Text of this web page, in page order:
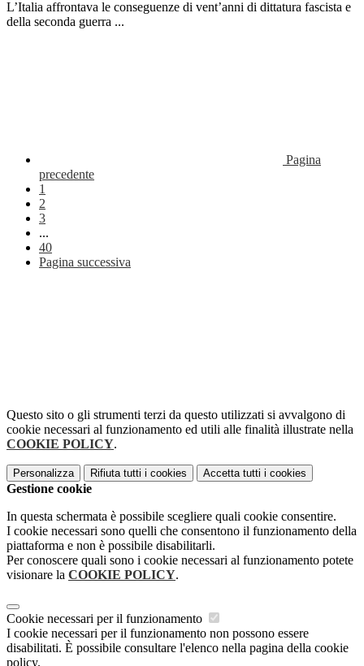
L’Italia affrontava le conseguenze di vent’anni di dittatura fascista e
della seconda guerra ...
Pagina
precedente
1
2
3
...
40
Pagina successiva
Questo sito o gli strumenti terzi da questo utilizzati si avvalgono di
cookie necessari al funzionamento ed utili alle finalità illustrate nella
COOKIE POLICY.
Personalizza Rifiuta tutti i cookies Accetta tutti i cookies
Gestione cookie
In questa schermata è possibile scegliere quali cookie consentire.
I cookie necessari sono quelli che consentono il funzionamento della
piattaforma e non è possibile disabilitarli.
Per conoscere quali sono i cookie necessari al funzionamento potete
visionare la COOKIE POLICY.
Cookie necessari per il funzionamento
I cookie necessari per il funzionamento non possono essere
disabilitati. È possibile consultare l'elenco nella pagina della cookie
policy.